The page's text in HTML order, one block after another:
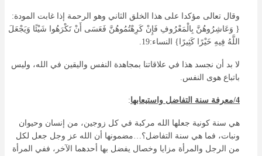
وقال تعالى مؤكدا على هذا الخلق الثاني وهو الرحمة إذا غابت المودة:
{ وَعَاشِرُوهُنَّ بِالْمَعْرُوفِ فَإِنْ كَرِهْتُمُوهُنَّ فَعَسَى أَنْ تَكْرَهُوا شَيْئًا وَيَجْعَلَ
اللَّهُ فِيهِ خَيْرًا كَثِيرًا} النساء:19.
لا بد أن نجسد هذا في علاقاتنا بمجاهدة النفس واليقين في الله، وليس
باتباع هوى النفس.
4/معرفة سنة التفاضل واستيعابها :
هي سنة كونية جعلها الله مركبة في كل زوجين، من إنسان وحيوان
ونبات، فما هي سنة التفاضل؟…مضمونها أن الله عز وجل جعل لكل
من الرجل والمرأة مزايا وخصال يفضل بها أحدهما الآخر، ففي المرأة